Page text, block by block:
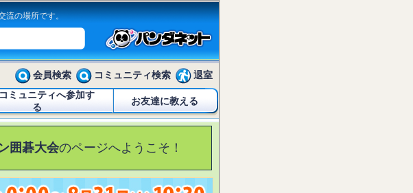
流の場所です。
会員検索 コミュニティ検索
退室
ミュニティへ参加す
る
お友達に教える
囲碁大会のページへようこそ！